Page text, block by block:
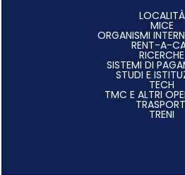
LOCALITÀ
MICE
ORGANISMI
RENT-A-
RICERCHE
SISTEMI DI
STUDI E
TECH
TMC E ALTRI
TRENI